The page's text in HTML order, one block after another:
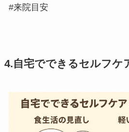
#来院目安
4.自宅でできるセルフケ